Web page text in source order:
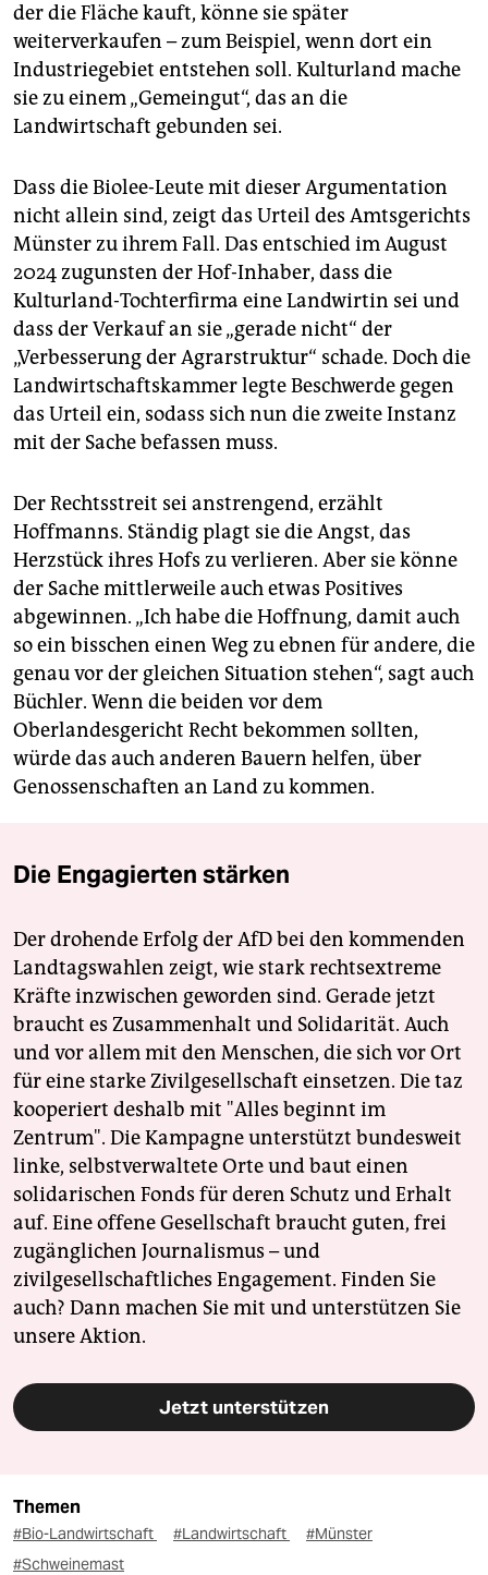
der die Fläche kauft, könne sie später
weiterverkaufen – zum Beispiel, wenn dort ein
Industriegebiet entstehen soll. Kulturland mache
sie zu einem „Gemeingut“, das an die
Landwirtschaft gebunden sei.
Dass die Biolee-Leute mit dieser Argumentation
nicht allein sind, zeigt das Urteil des Amtsgerichts
Münster zu ihrem Fall. Das entschied im August
2024 zugunsten der Hof-Inhaber, dass die
Kulturland-Tochterfirma eine Landwirtin sei und
dass der Verkauf an sie „gerade nicht“ der
„Verbesserung der Agrarstruktur“ schade. Doch die
Landwirtschaftskammer legte Beschwerde gegen
das Urteil ein, sodass sich nun die zweite Instanz
mit der Sache befassen muss.
Der Rechtsstreit sei anstrengend, erzählt
Hoffmanns. Ständig plagt sie die Angst, das
Herzstück ihres Hofs zu verlieren. Aber sie könne
der Sache mittlerweile auch etwas Positives
abgewinnen. „Ich habe die Hoffnung, damit auch
so ein bisschen einen Weg zu ebnen für andere, die
genau vor der gleichen Situation stehen“, sagt auch
Büchler. Wenn die beiden vor dem
Oberlandesgericht Recht bekommen sollten,
würde das auch anderen Bauern helfen, über
Genossenschaften an Land zu kommen.
Die Engagierten stärken
Der drohende Erfolg der AfD bei den kommenden
Landtagswahlen zeigt, wie stark rechtsextreme
Kräfte inzwischen geworden sind. Gerade jetzt
braucht es Zusammenhalt und Solidarität. Auch
und vor allem mit den Menschen, die sich vor Ort
für eine starke Zivilgesellschaft einsetzen. Die taz
kooperiert deshalb mit "Alles beginnt im
Zentrum". Die Kampagne unterstützt bundesweit
linke, selbstverwaltete Orte und baut einen
solidarischen Fonds für deren Schutz und Erhalt
auf. Eine offene Gesellschaft braucht guten, frei
zugänglichen Journalismus – und
zivilgesellschaftliches Engagement. Finden Sie
auch? Dann machen Sie mit und unterstützen Sie
unsere Aktion.
Jetzt unterstützen
Themen
#Bio-Landwirtschaft #Landwirtschaft
#Münster
#Schweinemast